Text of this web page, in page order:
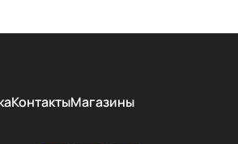
КонтактыМагазины